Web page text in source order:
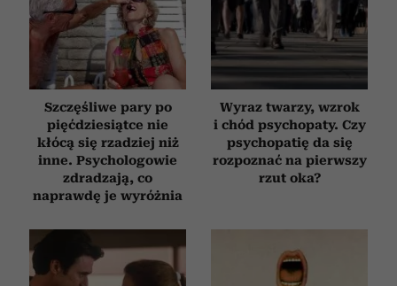
Szczęśliwe pary po
pięćdziesiątce nie
kłócą się rzadziej niż
inne. Psychologowie
zdradzają, co
naprawdę je wyróżnia
Wyraz twarzy, wzrok
i chód psychopaty. Czy
psychopatię da się
rozpoznać na pierwszy
rzut oka?